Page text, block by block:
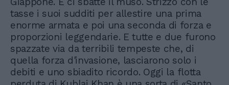
tasse i suoi sudditi per allestire una prima
enorme armata e poi una seconda di forza e
proporzioni leggendarie. E tutte e due furono
spazzate via da terribili tempeste che, di
quella forza d'invasione, lasciarono solo i
debiti e uno sbiadito ricordo. Oggi la flotta